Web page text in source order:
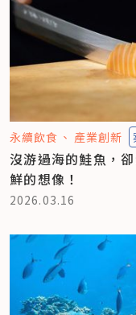
永續飲食 產業創新
沒游過海的鮭魚，
鮮的想像！
2026.03.16